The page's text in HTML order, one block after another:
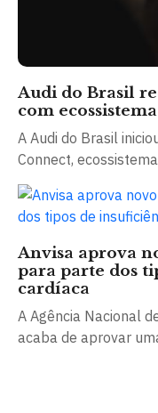
Audi do Brasil
com
A Audi do Brasil
Connect,
Anvisa aprova
para parte dos
cardíaca
A Agência Nacional
acaba de aprovar